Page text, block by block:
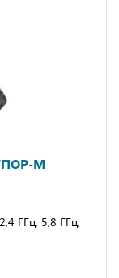
М
ГГц, 5,8 ГГц,